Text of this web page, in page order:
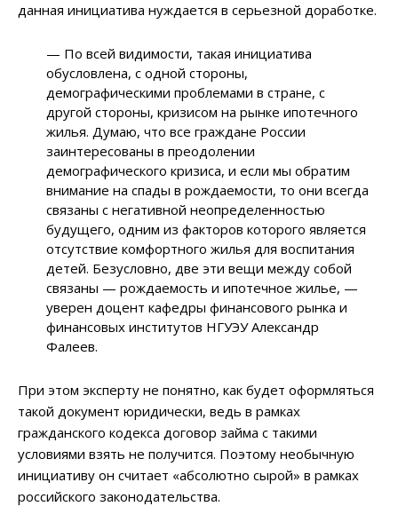
данная инициатива нуждается в серьезной доработке.
— По всей видимости, такая инициатива
обусловлена, с одной стороны,
демографическими проблемами в стране, с
другой стороны, кризисом на рынке ипотечного
жилья. Думаю, что все граждане России
заинтересованы в преодолении
демографического кризиса, и если мы обратим
внимание на спады в рождаемости, то они всегда
связаны с негативной неопределенностью
будущего, одним из факторов которого является
отсутствие комфортного жилья для воспитания
детей. Безусловно, две эти вещи между собой
связаны — рождаемость и ипотечное жилье, —
уверен доцент кафедры финансового рынка и
финансовых институтов НГУЭУ Александр
Фалеев.
При этом эксперту не понятно, как будет оформляться
такой документ юридически, ведь в рамках
гражданского кодекса договор займа с такими
условиями взять не получится. Поэтому необычную
инициативу он считает «абсолютно сырой» в рамках
российского законодательства.